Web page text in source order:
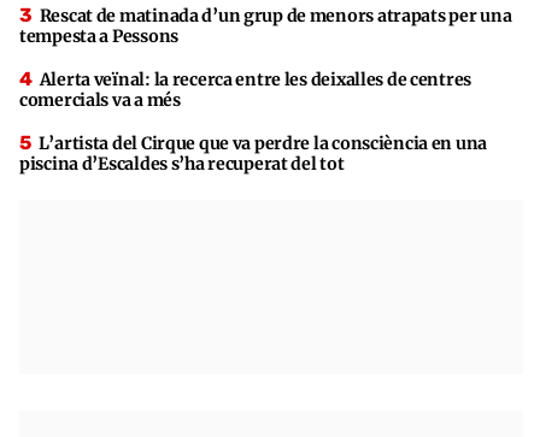
Rescat de matinada d’un grup de menors atrapats per una
tempesta a Pessons
Alerta veïnal: la recerca entre les deixalles de centres
comercials va a més
L’artista del Cirque que va perdre la consciència en una
piscina d’Escaldes s’ha recuperat del tot